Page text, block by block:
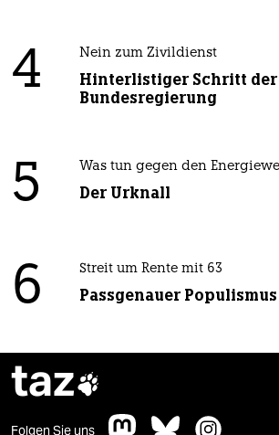
4 Nein zum Zivildienst
Hinterlistiger Schritt der
Bundesregierung
5 Was tun gegen den
Der Urknall
6 Streit um Rente mit 63
Passgenauer Populismus
taz
Folgen Sie uns